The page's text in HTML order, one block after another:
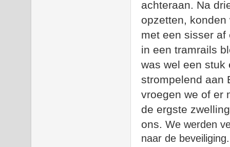
achteraan. Na
opzetten,
met een sisser af
in een tramrails
was wel een stuk
strompelend aan
vroegen we of er
de ergste
ons. We werden
naar de